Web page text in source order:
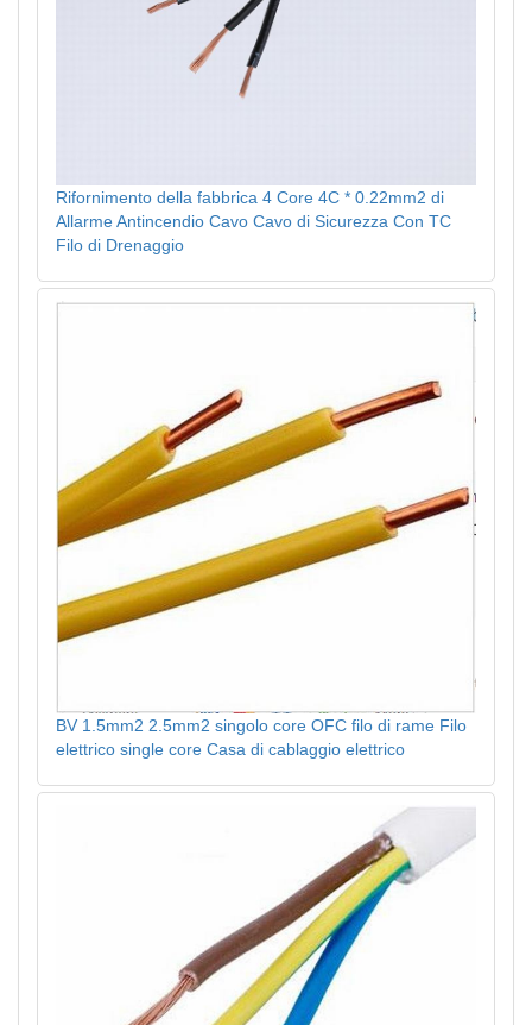
Rifornimento della fabbrica 4 Core 4C * 0.22mm2 di
Allarme Antincendio Cavo Cavo di Sicurezza Con TC
Filo di Drenaggio
BV 1.5mm2 2.5mm2 singolo core OFC filo di rame Filo
elettrico single core Casa di cablaggio elettrico